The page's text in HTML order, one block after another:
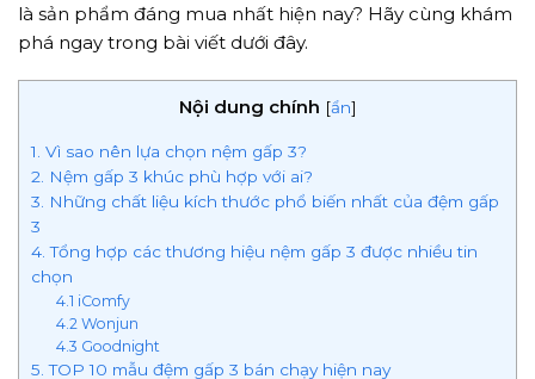
là sản phẩm đáng mua nhất hiện nay? Hãy cùng khám
phá ngay trong bài viết dưới đây.
Nội dung chính [ẩn]
1. Vì sao nên lựa chọn nệm gấp 3?
2. Nệm gấp 3 khúc phù hợp với ai?
3. Những chất liệu kích thước phổ biến nhất của đệm gấp
3
4. Tổng hợp các thương hiệu nệm gấp 3 được nhiều tin
chọn
4.1 iComfy
4.2 Wonjun
4.3 Goodnight
5. TOP 10 mẫu đệm gấp 3 bán chạy hiện nay